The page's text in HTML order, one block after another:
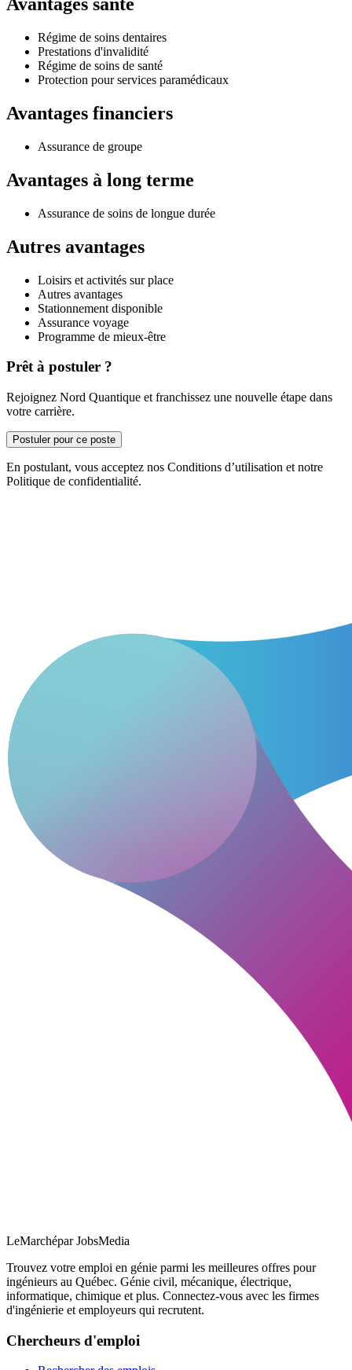
Régime de soins dentaires
Prestations d'invalidité
Régime de soins de santé
Protection pour services paramédicaux
Avantages financiers
Assurance de groupe
Avantages à long terme
Assurance de soins de longue durée
Autres avantages
Loisirs et activités sur place
Autres avantages
Stationnement disponible
Assurance voyage
Programme de mieux-être
Prêt à postuler ?
Rejoignez Nord Quantique et franchissez une nouvelle étape dans
votre carrière.
Postuler pour ce poste
En postulant, vous acceptez nos Conditions d’utilisation et notre
Politique de confidentialité.
LeMarchépar JobsMedia
Trouvez votre emploi en génie parmi les meilleures offres pour
ingénieurs au Québec. Génie civil, mécanique, électrique,
informatique, chimique et plus. Connectez-vous avec les firmes
d'ingénierie et employeurs qui recrutent.
Chercheurs d'emploi